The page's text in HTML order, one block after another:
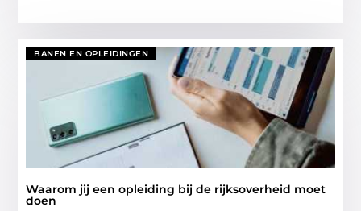
BANEN EN OPLEIDINGEN
Waarom jij een opleiding bij de rijksoverheid moet
doen